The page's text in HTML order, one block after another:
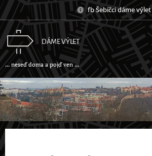
fb Šebíčci dáme výlet
DÁME VÝLET
... neseď doma a pojď ven ...